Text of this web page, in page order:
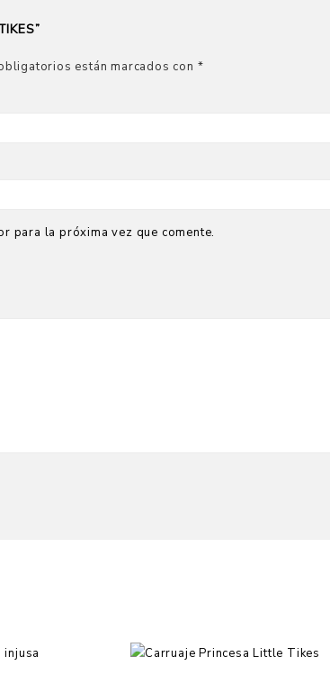
están marcados con *
para la próxima vez que comente.